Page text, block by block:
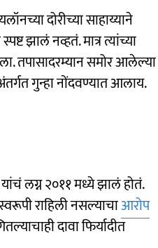
दोरीच्या साहाय्याने
झालं नव्हतं. मात्र त्यांच्या
तपासादरम्यान समोर आलेल्या
गुन्हा नोंदवण्यात आलाय.
लग्न २०११ मध्ये झालं होतं.
राहिली नसल्याचाआरोप
दावा फिर्यादीत